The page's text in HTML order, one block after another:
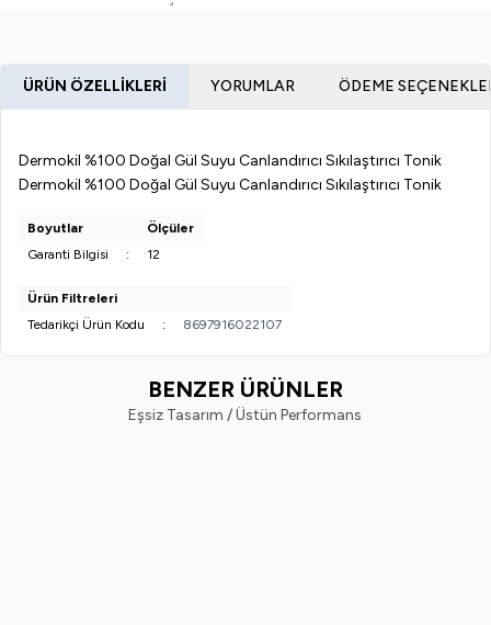
ÜRÜN ÖZELLIKLERI YORUMLAR ÖDEME
Dermokil %100 Doğal Gül Suyu Canlandırıcı Sıkılaştırıcı Tonik
Dermokil %100 Doğal Gül Suyu Canlandırıcı Sıkılaştırıcı Tonik
Boyutlar
Ölçüler
Garanti Bilgisi
: 12
Ürün Filtreleri
Tedarikçi Ürün Kodu
: 8697916022107
BENZER ÜRÜNLER
Eşsiz Tasarım / Üstün Performans